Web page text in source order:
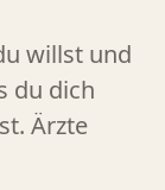
willst und
du dich
Ärzte